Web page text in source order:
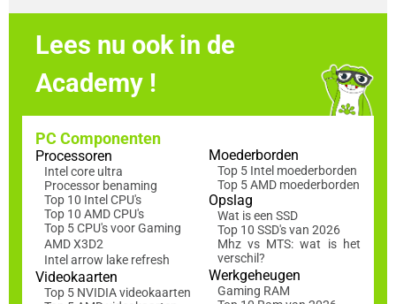
Lees nu ook in de
Academy !
PC Componenten
Processoren
Intel core ultra
Processor benaming
Top 10 Intel CPU's
Top 10 AMD CPU's
Top 5 CPU's voor Gaming
AMD X3D2
Intel arrow lake refresh
Videokaarten
Top 5 NVIDIA videokaarten
Moederborden
Top 5 Intel moederborden
Top 5 AMD moederborden
Opslag
Wat is een SSD
Top 10 SSD's van 2026
Mhz vs MTS: wat is het
verschil?
Werkgeheugen
Gaming RAM